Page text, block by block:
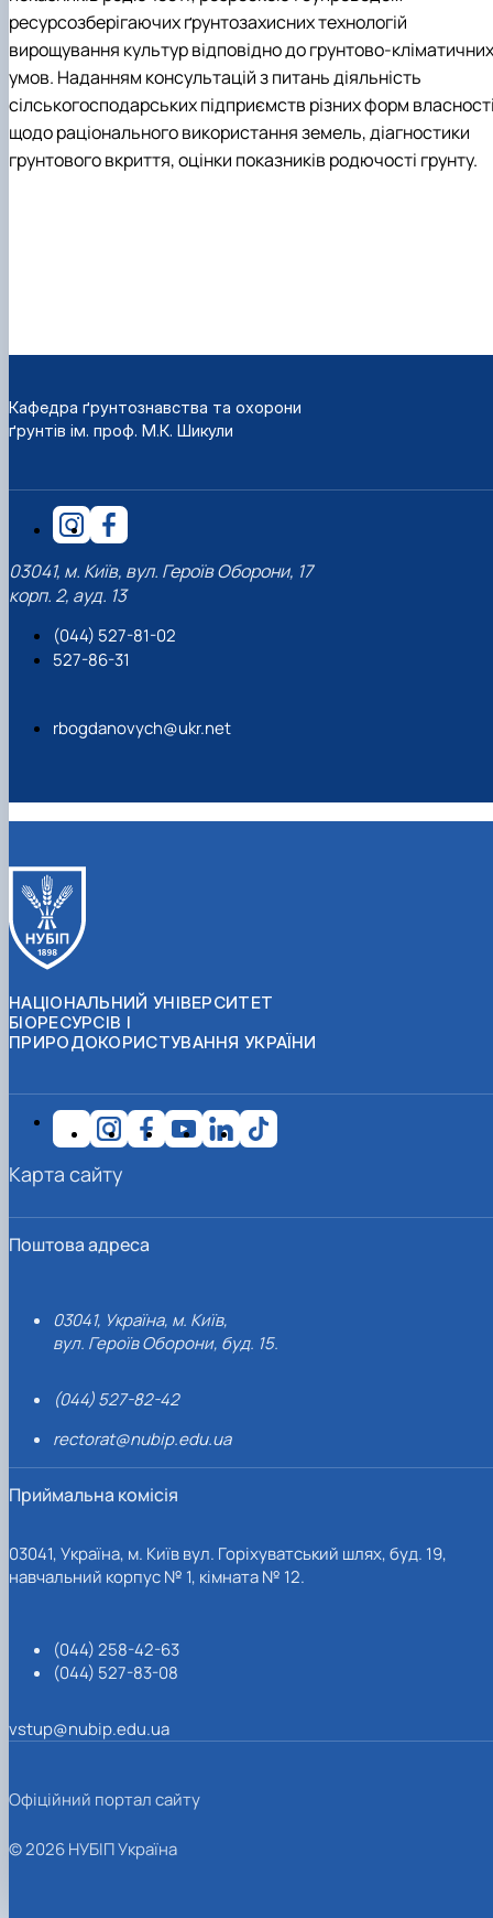
ресурсозберігаючих ґрунтозахисних технологій
вирощування культур відповідно до грунтово-кліматичних
умов. Наданням консультацій з питань діяльність
сілськогосподарських підприємств різних форм
щодо раціонального використання земель, діагностики
грунтового вкриття, оцінки показників родючості грунту.
Кафедра ґрунтознавства та охорони
ґрунтів ім. проф. М.К. Шикули
03041, м. Київ, вул. Героїв Оборони, 17
корп. 2, ауд. 13
(044) 527-81-02
527-86-31
rbogdanovych@ukr.net
НАЦІОНАЛЬНИЙ УНІВЕРСИТЕТ
БІОРЕСУРСІВ І
ПРИРОДОКОРИСТУВАННЯ УКРАЇНИ
Поштова адреса
03041, Україна, м. Київ,
вул. Героїв Оборони, буд. 15.
(044) 527-82-42
rectorat@nubip.edu.ua
Приймальна комісія
03041, Україна, м. Київ вул. Горіхуватський шлях, буд. 19,
навчальний корпус № 1, кімната № 12.
(044) 258-42-63
(044) 527-83-08
vstup@nubip.edu.ua
Карта сайту
Офіційний портал сайту
© 2026 НУБІП Україна